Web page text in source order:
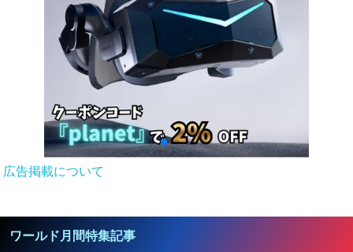
広告掲載について
ワールド月間特集記事